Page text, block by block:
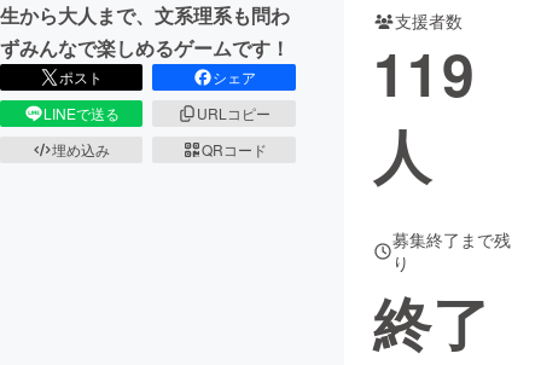
生から大人まで、文系理系も問わ
ずみんなで楽しめるゲームです！
ポスト
シェア
LINEで送る
URLコピー
埋め込み
QRコード
支援者数
119
人
募集終了まで残
り
終了